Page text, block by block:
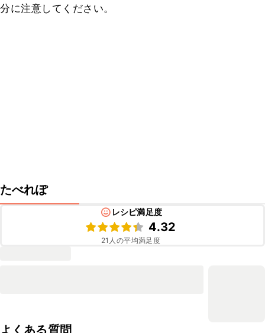
分に注意してください。
たべれぽ
レシピ満足度
4.32
21 人の平均満足度
よくある質問